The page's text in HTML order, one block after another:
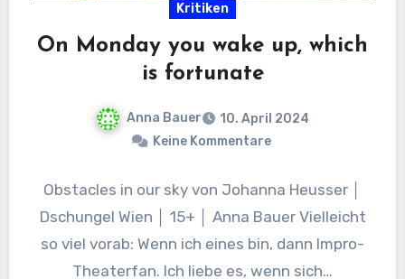
Kritiken
On Monday you wake up, which
is fortunate
Anna Bauer
10. April 2024
Keine Kommentare
Obstacles in our sky von Johanna Heusser │
Dschungel Wien │ 15+ │ Anna Bauer Vielleicht
so viel vorab: Wenn ich eines bin, dann Impro-
Theaterfan. Ich liebe es, wenn sich…